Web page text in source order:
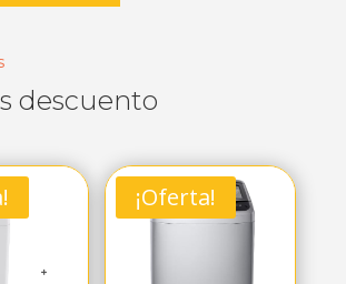
descuento
¡Oferta!